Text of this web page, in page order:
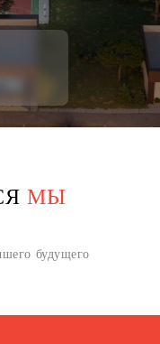
вашей
МЫ
будущего